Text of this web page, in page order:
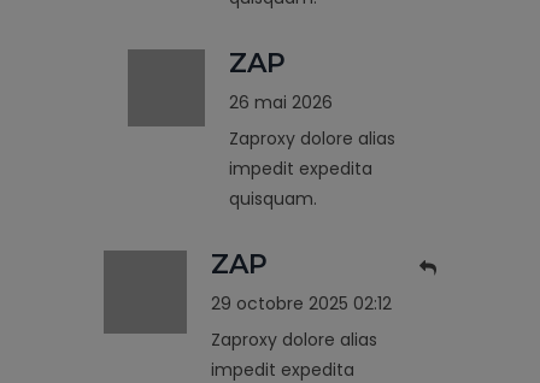
ZAP
26 mai 2026
Zaproxy dolore alias
impedit expedita
quisquam.
ZAP
29 octobre 2025 02:12
Zaproxy dolore alias
impedit expedita